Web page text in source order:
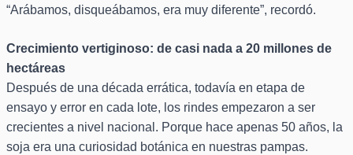
“Arábamos, disqueábamos, era muy diferente”, recordó.
Crecimiento vertiginoso: de casi nada a 20 millones de
hectáreas
Después de una década errática, todavía en etapa de
ensayo y error en cada lote, los rindes empezaron a ser
crecientes a nivel nacional. Porque hace apenas 50 años, la
soja era una curiosidad botánica en nuestras pampas.